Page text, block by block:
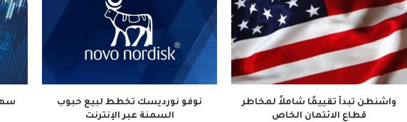
واشنطن تبدأ تقييمًا شاملاً لمخاطر
قطاع الائتمان الخاص
نوفو نورديسك تخطط لبيع حبوب
السمنة عبر الإنترنت